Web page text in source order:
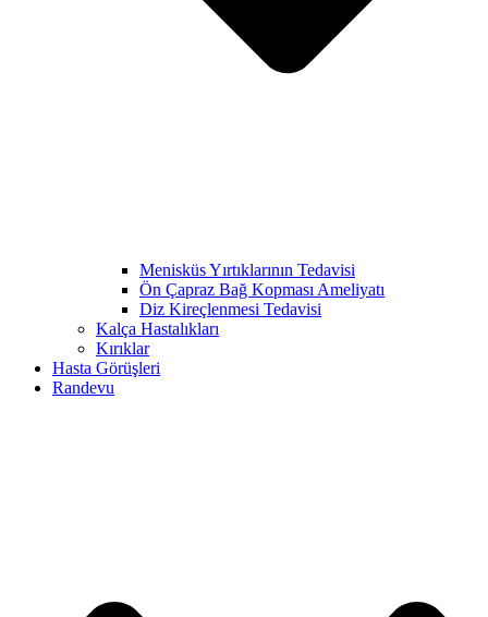
Menisküs Yırtıklarının Tedavisi
Ön Çapraz Bağ Kopması Ameliyatı
Diz Kireçlenmesi Tedavisi
Kalça Hastalıkları
Kırıklar
Hasta Görüşleri
Randevu